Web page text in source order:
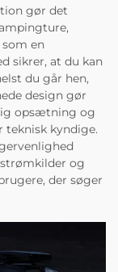
gør det
en
sikrer, at du kan
du går hen,
design gør
opsætning og
teknisk kyndige.
og
der søger